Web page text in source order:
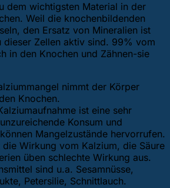
dem wichtigsten Material in der
Weil die knochenbildenden
den Ersatz von Mineralien ist
Zellen aktiv sind. 99% vom
in den Knochen und Zähnen-sie
nimmt der Körper
Knochen.
ist eine sehr
Konsum und
Mangelzustände hervorrufen.
Wirkung vom Kalzium, die Säure
üben schlechte Wirkung aus.
sind u.a. Sesamnüsse,
Petersilie, Schnittlauch.